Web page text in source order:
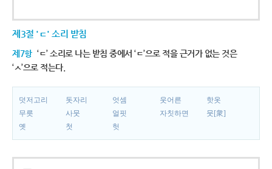
제3절 'ㄷ' 소리 받침
제7항 ‘ㄷ’ 소리로 나는 받침 중에서 ‘ㄷ’으로 적을 근거가 없는 것은
‘ㅅ’으로 적는다.
덧저고리 돗자리 엇셈 웃어른
핫옷
무릇
사뭇 얼핏 자칫하면
뭇[衆]
옛
첫 헛